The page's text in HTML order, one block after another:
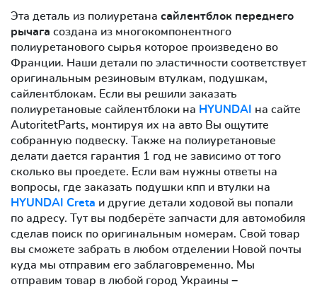
Эта деталь из полиуретана сайлентблок переднего
рычага создана из многокомпонентного
полиуретанового сырья которое произведено во
Франции. Наши детали по эластичности соответствует
оригинальным резиновым втулкам, подушкам,
сайлентблокам. Если вы решили заказать
полиуретановые сайлентблоки на HYUNDAI
на сайте
AutoritetParts, монтируя их на авто Вы ощутите
собранную подвеску. Также на полиуретановые
делати дается гарантия 1 год не зависимо от того
сколько вы проедете. Если вам нужны ответы на
вопросы, где заказать подушки кпп и втулки на
HYUNDAI Creta и другие детали ходовой вы попали
по адресу. Тут вы подберёте запчасти для автомобиля
сделав поиск по оригинальным номерам. Свой товар
вы сможете забрать в любом отделении Новой почты
куда мы отправим его заблаговременно. Мы
отправим товар в любой город Украины −